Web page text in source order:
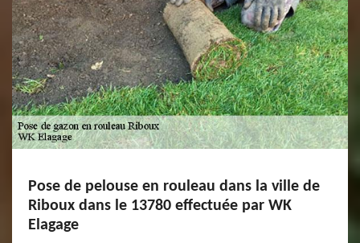
Pose de pelouse en rouleau dans la ville de
Riboux dans le 13780 effectuée par WK
Elagage